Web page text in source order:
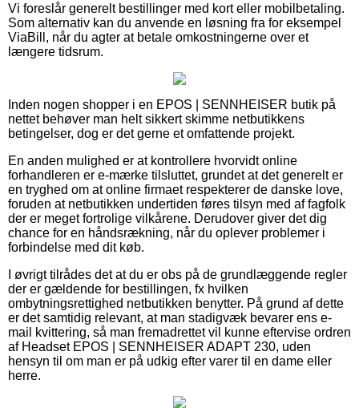
Vi foreslår generelt bestillinger med kort eller mobilbetaling.
Som alternativ kan du anvende en løsning fra for eksempel
ViaBill, når du agter at betale omkostningerne over et
længere tidsrum.
Inden nogen shopper i en EPOS | SENNHEISER butik på
nettet behøver man helt sikkert skimme netbutikkens
betingelser, dog er det gerne et omfattende projekt.
En anden mulighed er at kontrollere hvorvidt online
forhandleren er e-mærke tilsluttet, grundet at det generelt er
en tryghed om at online firmaet respekterer de danske love,
foruden at netbutikken undertiden føres tilsyn med af fagfolk
der er meget fortrolige vilkårene. Derudover giver det dig
chance for en håndsrækning, når du oplever problemer i
forbindelse med dit køb.
I øvrigt tilrådes det at du er obs på de grundlæggende regler
der er gældende for bestillingen, fx hvilken
ombytningsrettighed netbutikken benytter. På grund af dette
er det samtidig relevant, at man stadigvæk bevarer ens e-
mail kvittering, så man fremadrettet vil kunne eftervise ordren
af Headset EPOS | SENNHEISER ADAPT 230, uden
hensyn til om man er på udkig efter varer til en dame eller
herre.